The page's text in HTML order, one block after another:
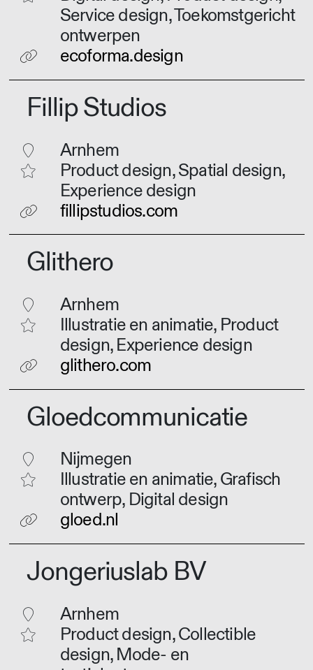
Service design, Toekomstgericht
ontwerpen
ecoforma.design
Fillip Studios
Arnhem
Product design, Spatial design,
Experience design
fillipstudios.com
Glithero
Arnhem
Illustratie en animatie, Product
design, Experience design
glithero.com
Gloedcommunicatie
Nijmegen
Illustratie en animatie, Grafisch
ontwerp, Digital design
gloed.nl
Jongeriuslab BV
Arnhem
Product design, Collectible
design, Mode- en